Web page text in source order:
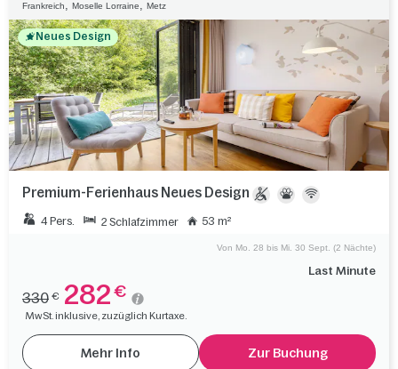
Frankreich Moselle Lorraine Metz
Neues Design
Premium-Ferienhaus Neues Design
4 Pers. 2 Schlafzimmer 53 m²
Last Minute
Von Mo. 28 bis Mi. 30 Sept. (2 Nächte)
330 € 282 €
MwSt. inklusive, zuzüglich Kurtaxe.
Mehr Info Zur Buchung